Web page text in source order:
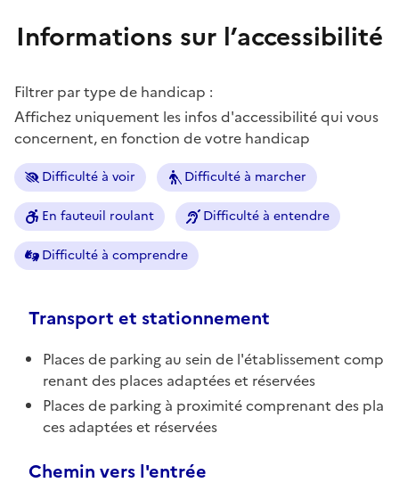
Informations sur l’accessibilité
Filtrer par type de handicap :
Affichez uniquement les infos d'accessibilité qui vous
concernent, en fonction de votre handicap
Difficulté à voir Difficulté à marcher
En fauteuil roulant Difficulté à entendre
Difficulté à comprendre
Transport et stationnement
Places de parking au sein de l'établissement comp
renant des places adaptées et réservées
Places de parking à proximité comprenant des pla
ces adaptées et réservées
Chemin vers l'entrée